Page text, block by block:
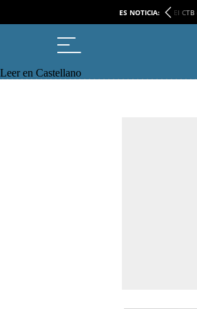
ES NOTICIA: El
Leer en Castellano